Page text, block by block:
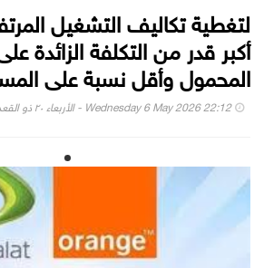
لتغطية تكاليف التشغيل
أكبر قدر من التكلفة الزائدة
المحمول وأقل نسبة على
Wednesday 6 May 2026 22:12 - الأربعاء ٢٠ ذو القعدة ١٤٤٧